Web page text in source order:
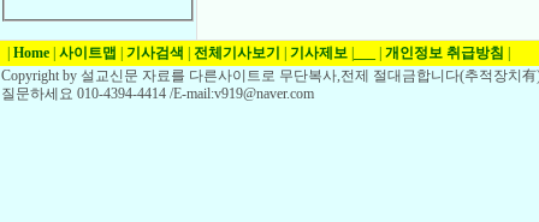
Home 사이트맵 기사검색 전체기사보기 기사제보 개인정보 취급방침
Copyright by 설교신문 자료를 다른사이트로 무단복사,전제 절대금합니다(추적장치
질문하세요 010-4394-4414 /E-mail:v919@naver.com